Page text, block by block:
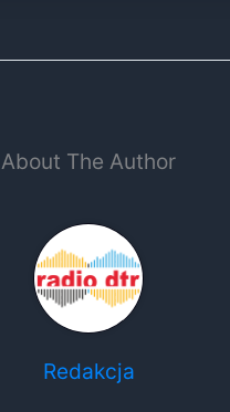
About The Author
Redakcja